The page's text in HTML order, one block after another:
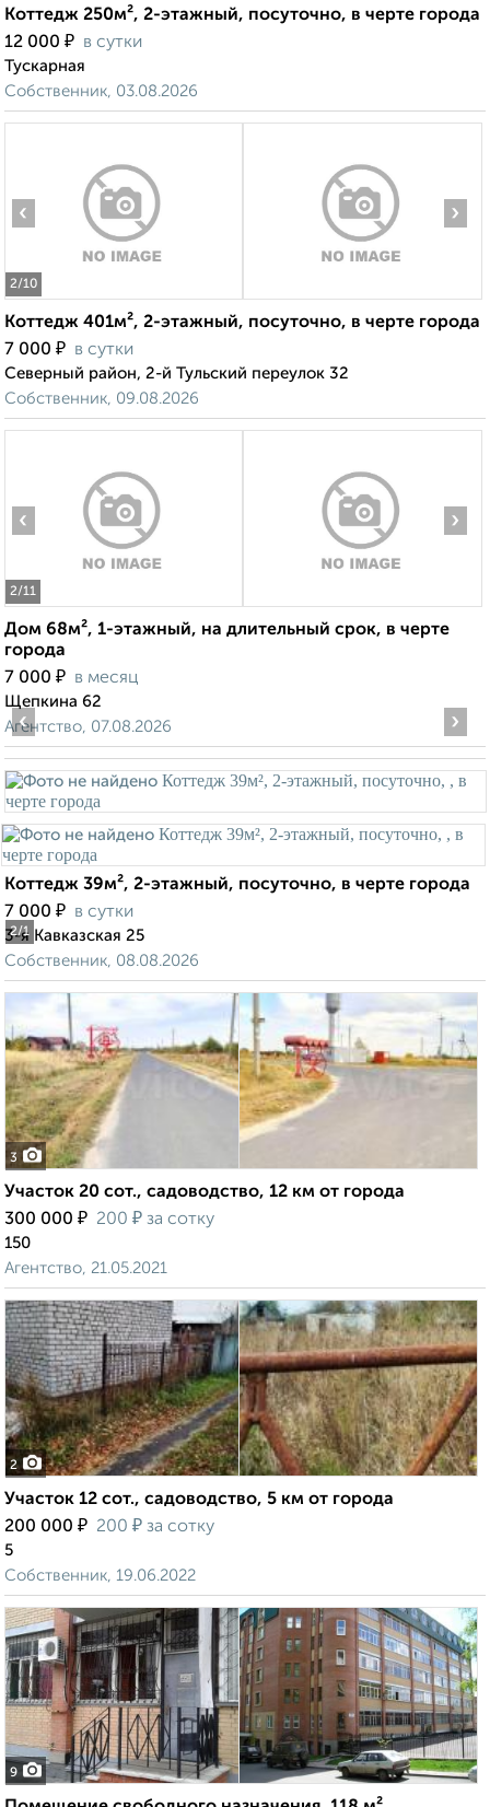
Коттедж 250м², 2-этажный, посуточно, в черте города
12 000 ₽ в сутки
Тускарная
Собственник, 03.08.2026
2/10
‹ ›
Коттедж 401м², 2-этажный, посуточно, в черте города
7 000 ₽ в сутки
Северный район, 2-й Тульский переулок 32
Собственник, 09.08.2026
2/11
‹ ›
Дом 68м², 1-этажный, на длительный срок, в черте
города
7 000 ₽ в месяц
Щепкина 62
Агентство, 07.08.2026
2/1
‹ ›
Коттедж 39м², 2-этажный, посуточно, в черте города
7 000 ₽ в сутки
3-я Кавказская 25
Собственник, 08.08.2026
3
Участок 20 сот., садоводство, 12 км от города
300 000 ₽ 200 ₽ за сотку
150
Агентство, 21.05.2021
2
Участок 12 сот., садоводство, 5 км от города
200 000 ₽ 200 ₽ за сотку
5
Собственник, 19.06.2022
9